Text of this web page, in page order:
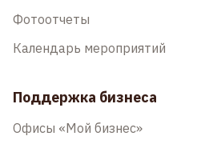
Фотоотчеты
Календарь мероприятий
Поддержка бизнеса
Офисы «Мой бизнес»